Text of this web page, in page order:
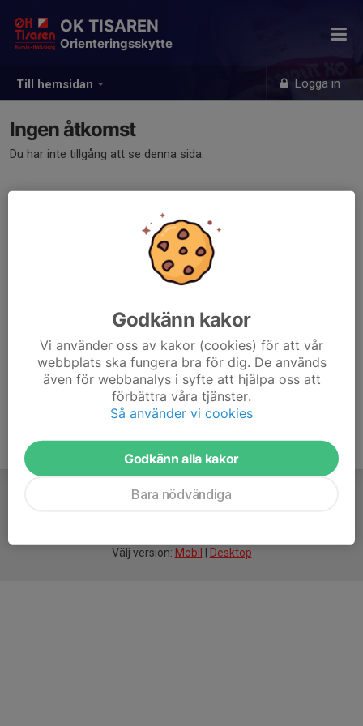
Till hemsidan Logga in
OK TISAREN
Orienteringsskytte
Ingen åtkomst
Du har inte tillgång att se denna sida.
Välj version: Mobil Desktop
Godkänn kakor
Vi använder oss av kakor (cookies) för att vår
webbplats ska fungera bra för dig. De används
även för webbanalys i syfte att hjälpa oss att
förbättra våra tjänster.
Så använder vi cookies
Godkänn alla kakor
Bara nödvändiga